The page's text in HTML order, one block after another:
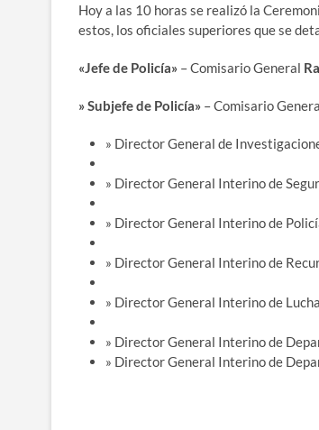
Hoy a las 10 horas se realizó la
estos, los oficiales superiores que se
«Jefe de Policía» – Comisario General
» Subjefe de Policía» – Comisario
» Director General de
» Director General Interino de
» Director General Interino de
» Director General Interino de
» Director General Interino de
» Director General Interino de
» Director General Interino de